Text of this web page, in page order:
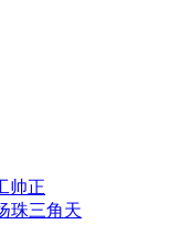
帅正
珠三角天